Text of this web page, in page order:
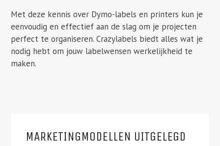
Met deze kennis over Dymo-labels en printers kun je
eenvoudig en effectief aan de slag om je projecten
perfect te organiseren. Crazylabels biedt alles wat je
nodig hebt om jouw labelwensen werkelijkheid te
maken.
MARKETINGMODELLEN UITGELEGD